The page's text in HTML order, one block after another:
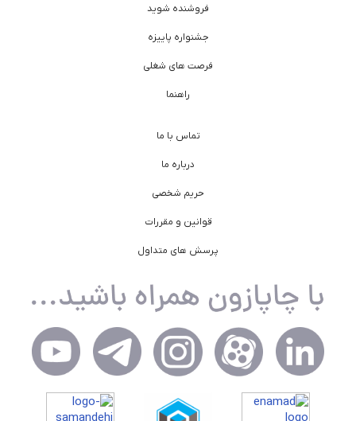
فروشنده شوید
جشنواره پاییزه
فرصت های شغلی
راهنما
تماس با ما
درباره ما
حریم شخصی
قوانین و مقررات
پرسش های متداول